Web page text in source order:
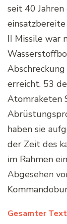
seit 40
II Missile war
erreicht. 53
Atomraketen
haben sie
der Zeit des
im Rahmen
Abgesehen
Gesamter Text